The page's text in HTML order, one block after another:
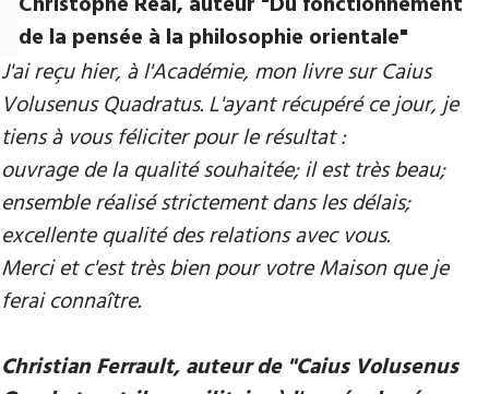
de la pensée à la philosophie orientale"
J'ai reçu hier, à l'Académie, mon livre sur Caius
Volusenus Quadratus. L'ayant récupéré ce jour, je
tiens à vous féliciter pour le résultat :
ouvrage de la qualité souhaitée; il est très beau;
ensemble réalisé strictement dans les délais;
excellente qualité des relations avec vous.
Merci et c'est très bien pour votre Maison que je
ferai connaître.
Christian Ferrault, auteur de "Caius Volusenus